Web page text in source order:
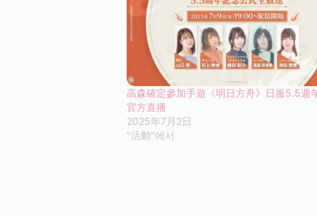
高森確定參加手遊《明日方舟》日服5.5週
官方直播
2025年7月2日
"活動"에서